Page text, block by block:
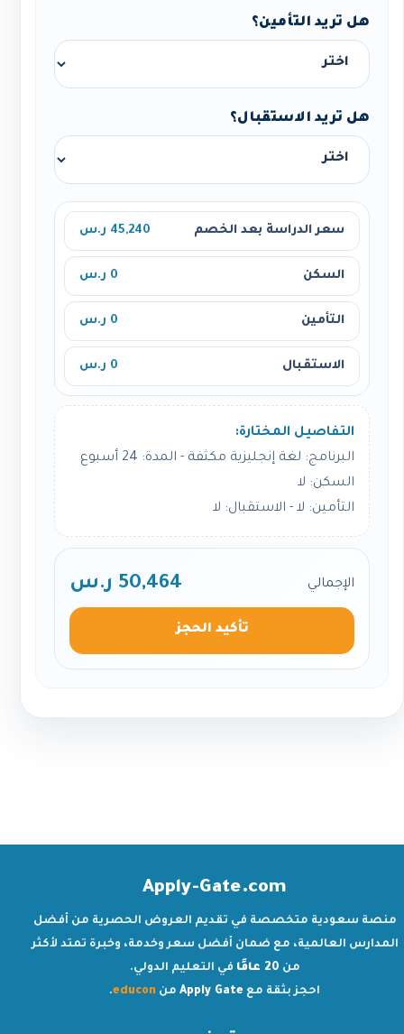
هل تريد التأمين؟
هل تريد الاستقبال؟
سعر الدراسة بعد الخصم 45,240 ر.س
السكن 0 ر.س
التأمين 0 ر.س
الاستقبال 0 ر.س
التفاصيل المختارة:
البرنامج: لغة إنجليزية مكثفة - المدة: 24 أسبوع
السكن: لا
التأمين: لا - الاستقبال: لا
الإجمالي 50,464 ر.س
تأكيد الحجز
Apply-Gate.com
منصة سعودية متخصصة في تقديم العروض الحصرية من أفضل
المدارس العالمية، مع ضمان أفضل سعر وخدمة، وخبرة تمتد لأكثر
من 20 عامًا
في التعليم الدولي.
احجز بثقة مع Apply Gate من educon
.